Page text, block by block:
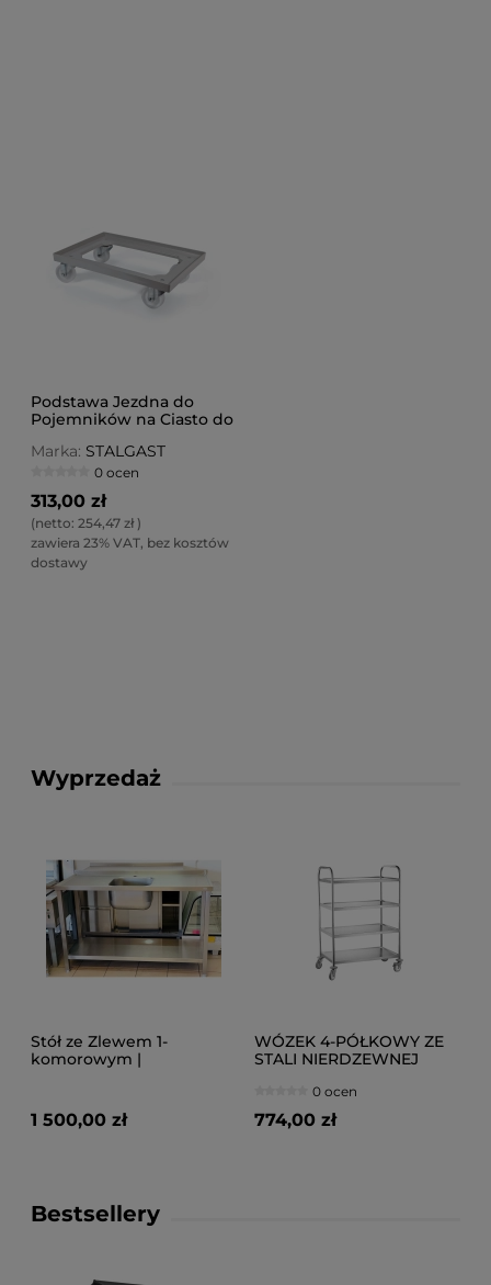
Podstawa Jezdna do
Pojemników na Ciasto do
Marka: STALGAST
0 ocen
313,00 zł
(netto: 254,47 zł)
zawiera 23% VAT, bez kosztów
dostawy
Wyprzedaż
Stół ze Zlewem 1-
komorowym |
1 500,00 zł
WÓZEK 4-PÓŁKOWY ZE
STALI NIERDZEWNEJ
0 ocen
774,00 zł
Bestsellery